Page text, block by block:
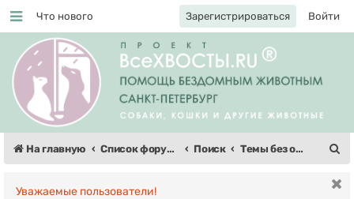
Что нового Войти
Зарегистрироваться
Регистрация
На главную Список форумов Поиск Темы без ответов
Уважаемые пользователи!